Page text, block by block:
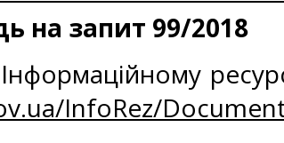
на запит 99/2018
InfoRez/